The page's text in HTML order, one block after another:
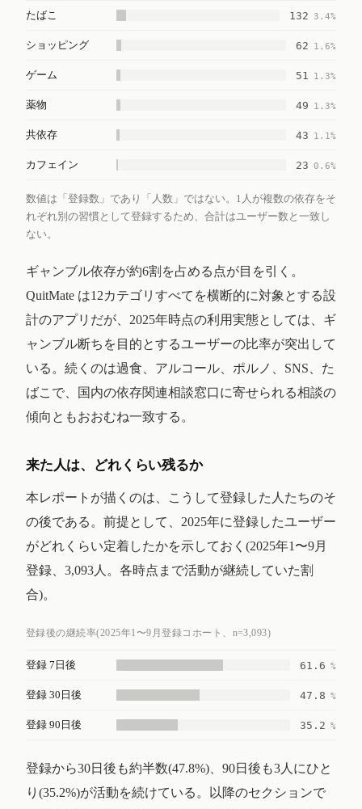
たばこ 132 3.4%
ショッピング 62 1.6%
ゲーム 51 1.3%
薬物 49 1.3%
共依存 43 1.1%
カフェイン 23 0.6%
数値は「登録数」であり「人数」ではない。1人が複数の依存をそ
れぞれ別の習慣として登録するため、合計はユーザー数と一致し
ない。
ギャンブル依存が約6割を占める点が目を引く。
QuitMate は12カテゴリすべてを横断的に対象とする設
計のアプリだが、2025年時点の利用実態としては、ギ
ャンブル断ちを目的とするユーザーの比率が突出して
いる。続くのは過食、アルコール、ポルノ、SNS、た
ばこで、国内の依存関連相談窓口に寄せられる相談の
傾向ともおおむね一致する。
来た人は、どれくらい残るか
本レポートが描くのは、こうして登録した人たちのそ
の後である。前提として、2025年に登録したユーザー
がどれくらい定着したかを示しておく(2025年1〜9月
登録、3,093人。各時点まで活動が継続していた割
合)。
登録後の継続率(2025年1〜9月登録コホート、n=3,093)
登録 7日後 61.6 %
登録 30日後 47.8 %
登録 90日後 35.2 %
登録から30日後も約半数(47.8%)、90日後も3人にひと
り(35.2%)が活動を続けている。以降のセクションで